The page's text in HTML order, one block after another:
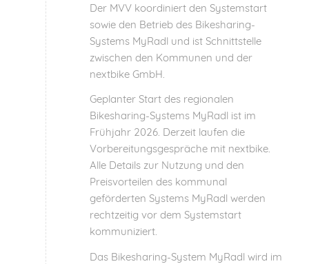
Der MVV koordiniert den Systemstart
sowie den Betrieb des Bikesharing-
Systems MyRadl und ist Schnittstelle
zwischen den Kommunen und der
nextbike GmbH.
Geplanter Start des regionalen
Bikesharing-Systems MyRadl ist im
Frühjahr 2026. Derzeit laufen die
Vorbereitungsgespräche mit nextbike.
Alle Details zur Nutzung und den
Preisvorteilen des kommunal
geförderten Systems MyRadl werden
rechtzeitig vor dem Systemstart
kommuniziert.
Das Bikesharing-System MyRadl wird im